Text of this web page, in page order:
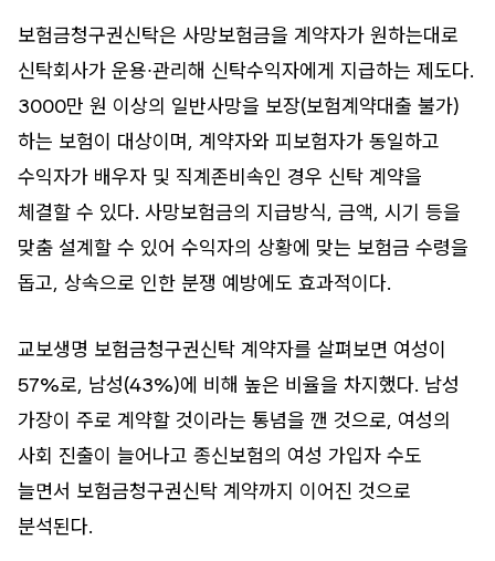
보험금청구권신탁은 사망보험금을 계약자가 원하는대로
신탁회사가 운용∙관리해 신탁수익자에게 지급하는 제도다.
3000만 원 이상의 일반사망을 보장(보험계약대출 불가)
하는 보험이 대상이며, 계약자와 피보험자가 동일하고
수익자가 배우자 및 직계존비속인 경우 신탁 계약을
체결할 수 있다. 사망보험금의 지급방식, 금액, 시기 등을
맞춤 설계할 수 있어 수익자의 상황에 맞는 보험금 수령을
돕고, 상속으로 인한 분쟁 예방에도 효과적이다.
교보생명 보험금청구권신탁 계약자를 살펴보면 여성이
57%로, 남성(43%)에 비해 높은 비율을 차지했다. 남성
가장이 주로 계약할 것이라는 통념을 깬 것으로, 여성의
사회 진출이 늘어나고 종신보험의 여성 가입자 수도
늘면서 보험금청구권신탁 계약까지 이어진 것으로
분석된다.